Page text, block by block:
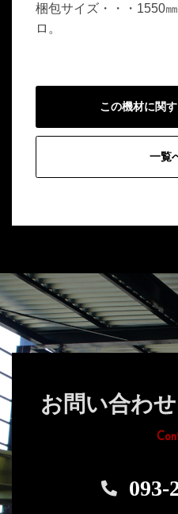
梱包サイズ・・・1550
ロ。
この機材に関
一覧
お問い合わ
093-